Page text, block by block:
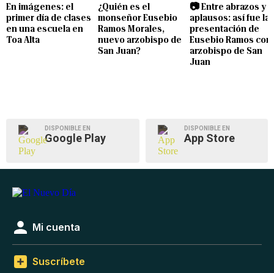
En imágenes: el
primer día de clases
en una escuela en
Toa Alta
¿Quién es el
monseñor Eusebio
Ramos Morales,
nuevo arzobispo de
San Juan?
📷 Entre abrazos y
aplausos: así fue la
presentación de
Eusebio Ramos
arzobispo de San
Juan
DISPONIBLE EN
Google Play
DISPONIBLE EN
App Store
Mi cuenta
Suscríbete